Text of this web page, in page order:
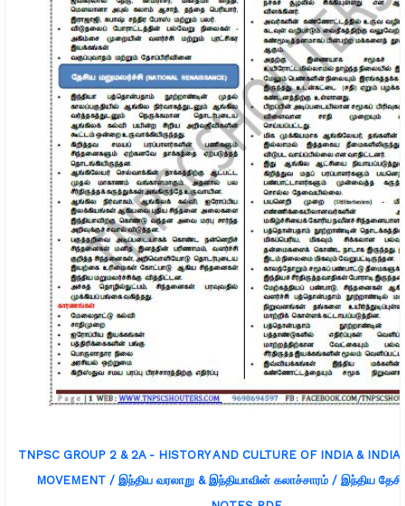
TNPSC GROUP 2 & 2A - HISTORY AND CULTURE OF INDIA &
MOVEMENT / இந்திய வரலாறு & இந்தியாவின் கலாச்சாரம் / இந்திய